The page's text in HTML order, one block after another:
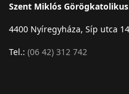
Szent Miklós
4400 Nyíregyháza, Síp utca
Tel.: (06 42) 312 742